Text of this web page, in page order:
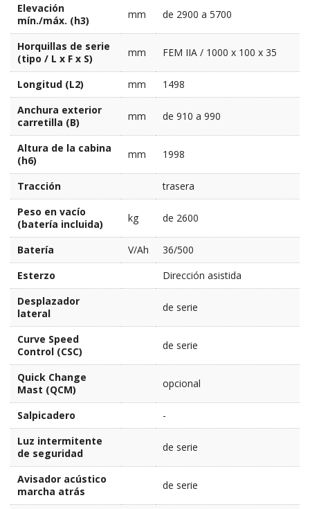
Elevación
mín./máx. (h3)
mm de 2900 a 5700
Horquillas de serie
(tipo / L x F x S)
mm FEM IIA / 1000 x 100 x 35
Longitud (L2) mm
1498
Anchura exterior
carretilla (B)
mm de 910 a 990
Altura de la cabina
(h6)
mm 1998
Tracción
trasera
Peso en vacío
(batería incluida)
kg de 2600
Batería V/Ah
36/500
Esterzo
Dirección asistida
Desplazador
lateral
de serie
Curve Speed
Control (CSC)
de serie
Quick Change
Mast (QCM)
opcional
Salpicadero
-
Luz intermitente
de seguridad
de serie
Avisador acústico
marcha atrás
de serie